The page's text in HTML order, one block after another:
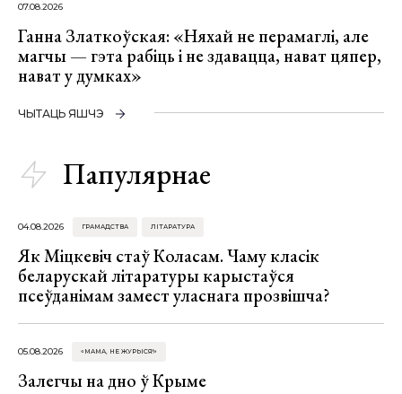
07.08.2026
Ганна Златкоўская: «Няхай не перамаглі, але
магчы — гэта рабіць і не здавацца, нават цяпер,
нават у думках»
ЧЫТАЦЬ ЯШЧЭ
Папулярнае
04.08.2026 ГРАМАДСТВА ЛІТАРАТУРА
Як Міцкевіч стаў Коласам. Чаму класік
беларускай літаратуры карыстаўся
псеўданімам замест уласнага прозвішча?
05.08.2026 «МАМА, НЕ ЖУРЫСЯ!»
Залегчы на дно ў Крыме